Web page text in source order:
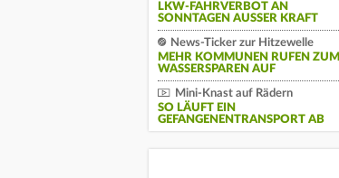
LKW-FAHRVERBOT AN
SONNTAGEN AUSSER KRAFT
News-Ticker zur Hitzewelle
MEHR KOMMUNEN RUFEN ZUM
WASSERSPAREN AUF
Mini-Knast auf Rädern
SO LÄUFT EIN
GEFANGENENTRANSPORT AB